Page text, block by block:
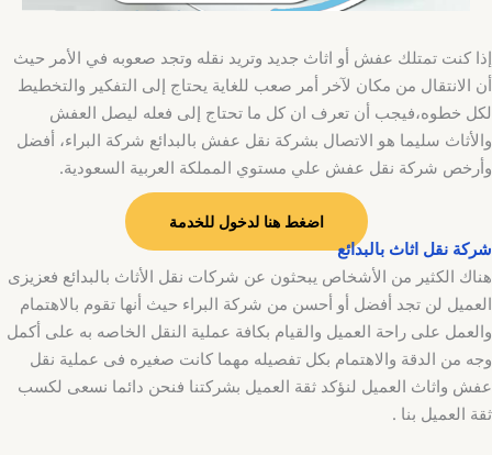
إذا كنت تمتلك عفش أو اثاث جديد وتريد نقله وتجد صعوبه في الأمر حيث
أن الانتقال من مكان لآخر أمر صعب للغاية يحتاج إلى التفكير والتخطيط
لكل خطوه،فيجب أن تعرف ان كل ما تحتاج إلى فعله ليصل العفش
والأثاث سليما هو الاتصال بشركة نقل عفش بالبدائع شركة البراء، أفضل
وأرخص شركة نقل عفش علي مستوي المملكة العربية السعودية.
اضغط هنا لدخول للخدمة
شركة نقل اثاث بالبدائع
هناك الكثير من الأشخاص يبحثون عن شركات نقل الأثاث بالبدائع فعزيزى
العميل لن تجد أفضل أو أحسن من شركة البراء حيث أنها تقوم بالاهتمام
والعمل على راحة العميل والقيام بكافة عملية النقل الخاصه به على أكمل
وجه من الدقة والاهتمام بكل تفصيله مهما كانت صغيره فى عملية نقل
عفش واثاث العميل لنؤكد ثقة العميل بشركتنا فنحن دائما نسعى لكسب
ثقة العميل بنا .